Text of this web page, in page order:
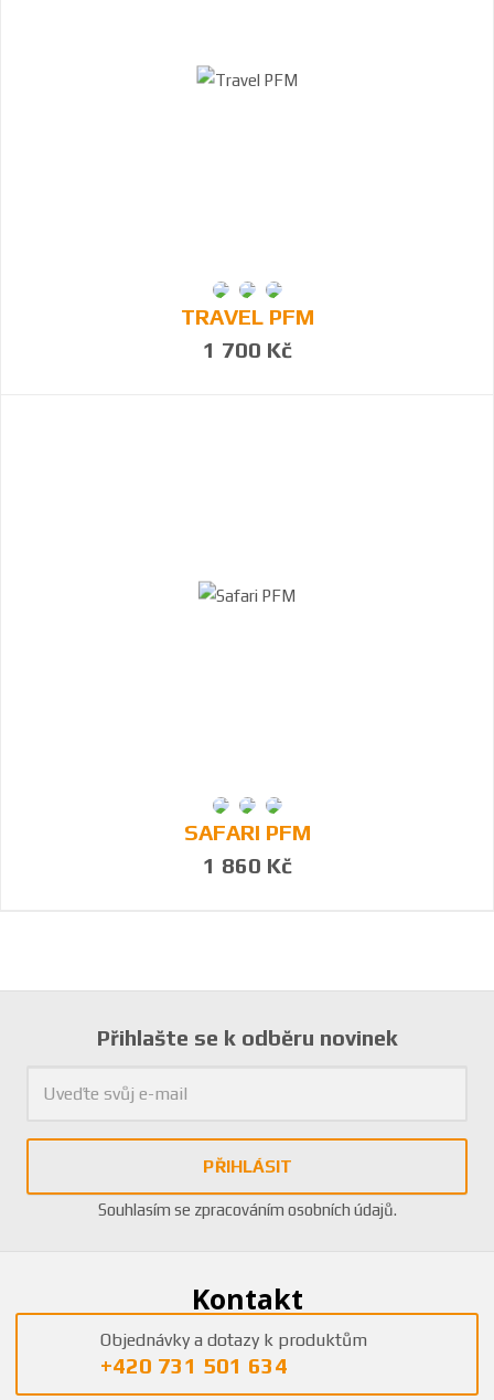
TRAVEL PFM
1 700 Kč
SAFARI PFM
1 860 Kč
Přihlašte se k odběru novinek
PŘIHLÁSIT
Souhlasím se zpracováním osobních údajů.
Kontakt
Objednávky a dotazy k produktům
+420 731 501 634